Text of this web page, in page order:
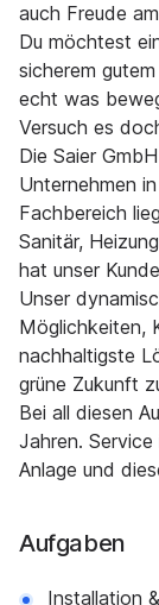
auch Freude
Du möchtest
sicherem
echt was
Versuch es
Die Saier
Unternehmen
Fachbereich
Sanitär,
hat unser
Unser
Möglichkeiten,
nachhaltigste
grüne Zukunft
Bei all diesen
Jahren.
Anlage und
Aufgaben
Installation